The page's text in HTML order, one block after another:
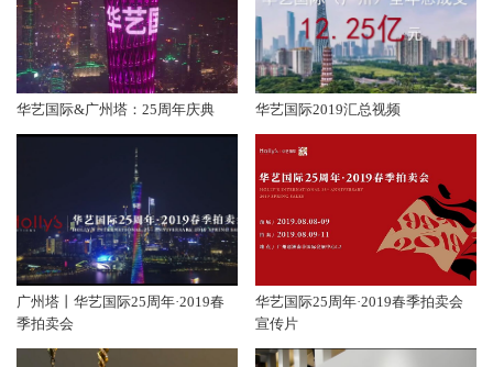
华艺国际&广州塔：25周年庆典 华艺国际2019汇总视频
广州塔丨华艺国际25周年·2019春
季拍卖会
华艺国际25周年·2019春季拍卖会
宣传片